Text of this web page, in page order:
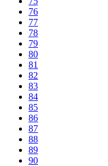
76
77
78
79
80
81
82
83
84
85
86
87
88
89
90